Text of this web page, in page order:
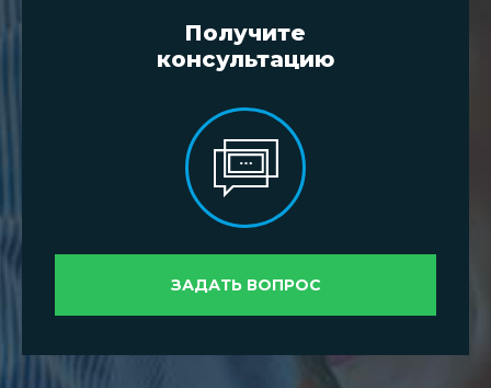
Получите
консультацию
ЗАДАТЬ ВОПРОС